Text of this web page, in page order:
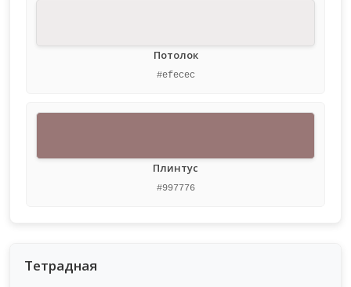
Потолок
#efecec
Плинтус
#997776
Тетрадная